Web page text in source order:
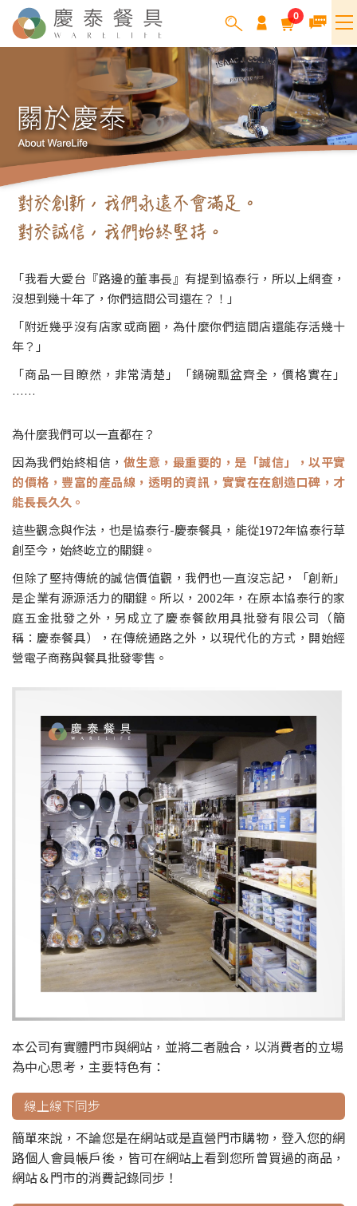
0
「我看大愛台『路邊的董事長』有提到協泰行，所以上網查，
沒想到幾十年了，你們這間公司還在？！」
「附近幾乎沒有店家或商圈，為什麼你們這間店還能存活幾十
年？」
「商品一目瞭然，非常清楚」「鍋碗瓢盆齊全，價格實在」
……
為什麼我們可以一直都在？
因為我們始終相信， 做生意，最重要的，是「誠信」，以平實
的價格，豐富的產品線，透明的資訊，實實在在創造口碑，才
能長長久久。
這些觀念與作法，也是協泰行-慶泰餐具，能從1972年協泰行草
創至今，始終屹立的關鍵。
但除了堅持傳統的誠信價值觀，我們也一直沒忘記，「創新」
是企業有源源活力的關鍵。所以，2002年，在原本協泰行的家
庭五金批發之外，另成立了慶泰餐飲用具批發有限公司（簡
稱：慶泰餐具），在傳統通路之外，以現代化的方式，開始經
營電子商務與餐具批發零售。
本公司有實體門市與網站，並將二者融合，以消費者的立場
為中心思考，主要特色有：
線上線下同步
簡單來說，不論您是在網站或是直營門市購物，登入您的網
路個人會員帳戶後，皆可在網站上看到您所曾買過的商品，
網站＆門市的消費記錄同步！